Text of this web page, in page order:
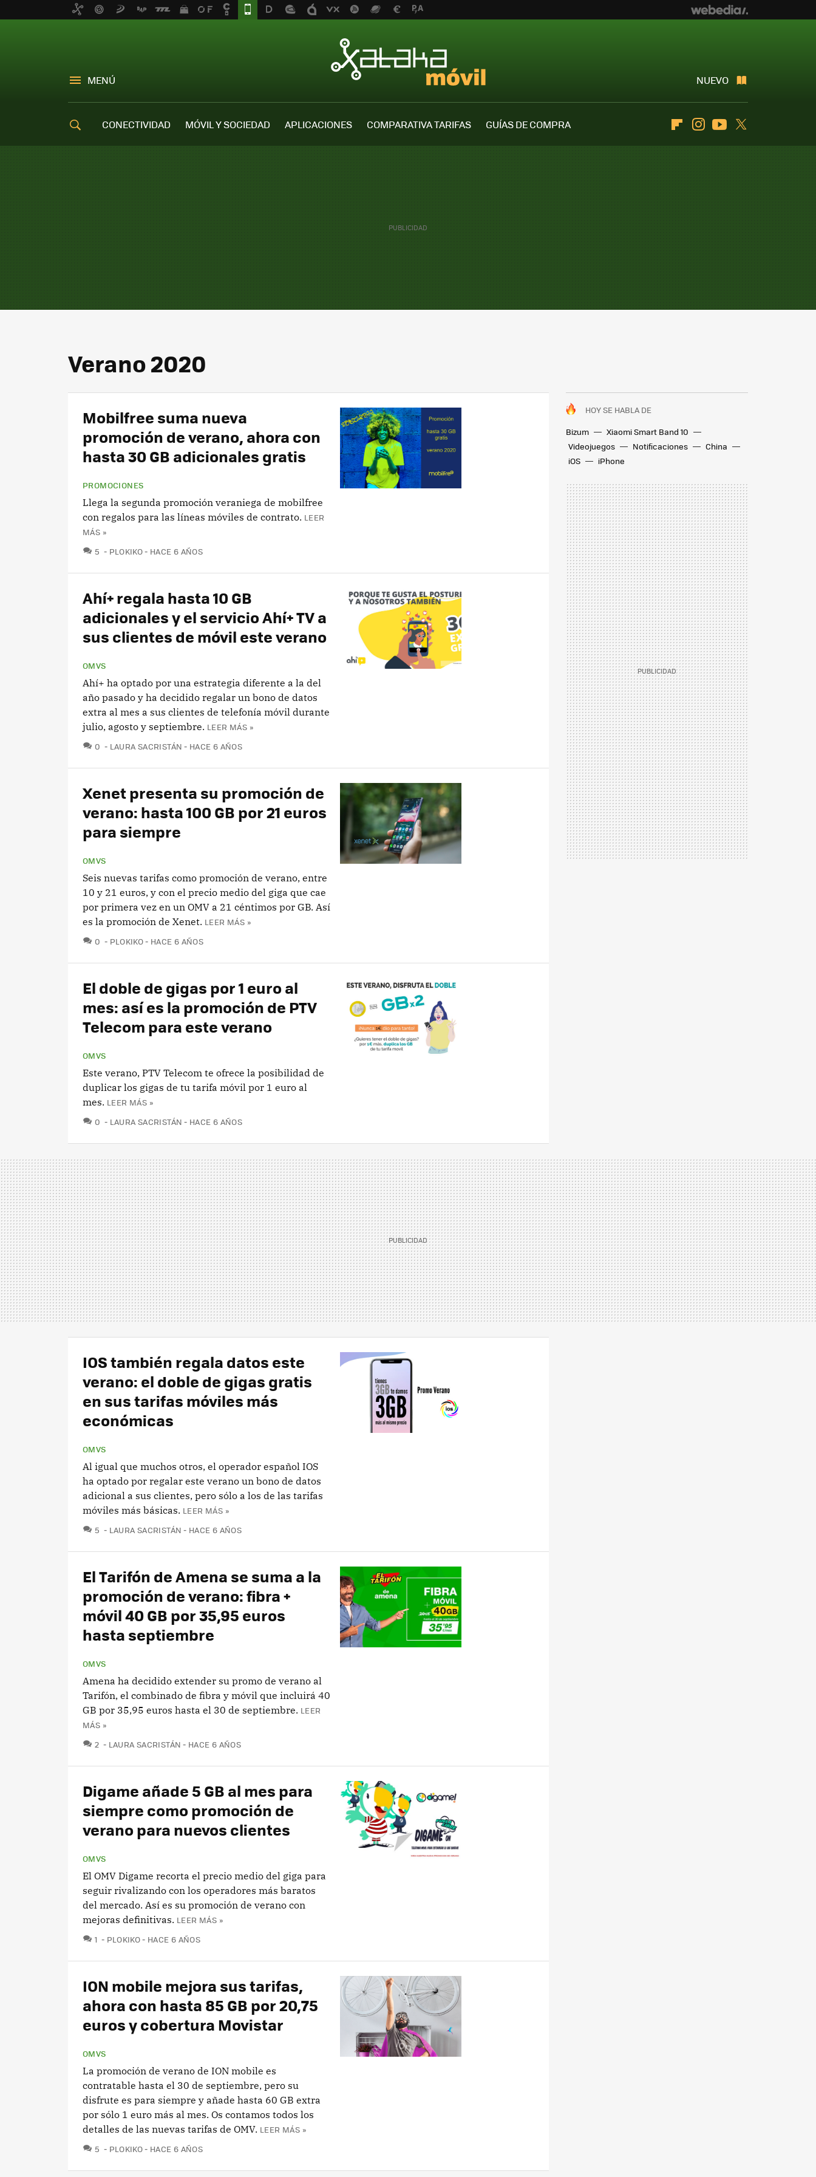
MENÚ NUEVO
CONECTIVIDAD MÓVIL Y SOCIEDAD APLICACIONES COMPARATIVA TARIFAS
GUÍAS DE COMPRA
FlipboardInstagramYoutube
Verano 2020
HOY SE HABLA DE
Bizum
Xiaomi Smart Band 10
Videojuegos
Notificaciones
China
iOS
iPhone
Mobilfree suma nueva
promoción de verano, ahora con
hasta 30 GB adicionales gratis
PROMOCIONES
Llega la segunda promoción veraniega de mobilfree
con regalos para las líneas móviles de contrato. LEER
MÁS »
5 COMENTARIOS
PLOKIKO HACE 6 AÑOS
Ahí+ regala hasta 10 GB
adicionales y el servicio Ahí+ TV a
sus clientes de móvil este verano
OMVS
Ahí+ ha optado por una estrategia diferente a la del
año pasado y ha decidido regalar un bono de datos
extra al mes a sus clientes de telefonía móvil durante
julio, agosto y septiembre. LEER MÁS »
0 COMENTARIOS
LAURA SACRISTÁN HACE 6 AÑOS
Xenet presenta su promoción de
verano: hasta 100 GB por 21 euros
para siempre
OMVS
Seis nuevas tarifas como promoción de verano, entre
10 y 21 euros, y con el precio medio del giga que cae
por primera vez en un OMV a 21 céntimos por GB. Así
es la promoción de Xenet. LEER MÁS »
0 COMENTARIOS
PLOKIKO HACE 6 AÑOS
El doble de gigas por 1 euro al
mes: así es la promoción de PTV
Telecom para este verano
OMVS
Este verano, PTV Telecom te ofrece la posibilidad de
duplicar los gigas de tu tarifa móvil por 1 euro al
mes. LEER MÁS »
0 COMENTARIOS
LAURA SACRISTÁN HACE 6 AÑOS
IOS también regala datos este
verano: el doble de gigas gratis
en sus tarifas móviles más
económicas
OMVS
Al igual que muchos otros, el operador español IOS
ha optado por regalar este verano un bono de datos
adicional a sus clientes, pero sólo a los de las tarifas
móviles más básicas. LEER MÁS »
5 COMENTARIOS
LAURA SACRISTÁN HACE 6 AÑOS
El Tarifón de Amena se suma a la
promoción de verano: fibra +
móvil 40 GB por 35,95 euros
hasta septiembre
OMVS
Amena ha decidido extender su promo de verano al
Tarifón, el combinado de fibra y móvil que incluirá 40
GB por 35,95 euros hasta el 30 de septiembre. LEER
MÁS »
2 COMENTARIOS
LAURA SACRISTÁN HACE 6 AÑOS
Digame añade 5 GB al mes para
siempre como promoción de
verano para nuevos clientes
OMVS
El OMV Digame recorta el precio medio del giga para
seguir rivalizando con los operadores más baratos
del mercado. Así es su promoción de verano con
mejoras definitivas. LEER MÁS »
1 COMENTARIOS
PLOKIKO HACE 6 AÑOS
ION mobile mejora sus tarifas,
ahora con hasta 85 GB por 20,75
euros y cobertura Movistar
OMVS
La promoción de verano de ION mobile es
contratable hasta el 30 de septiembre, pero su
disfrute es para siempre y añade hasta 60 GB extra
por sólo 1 euro más al mes. Os contamos todos los
detalles de las nuevas tarifas de OMV. LEER MÁS »
5 COMENTARIOS
PLOKIKO HACE 6 AÑOS